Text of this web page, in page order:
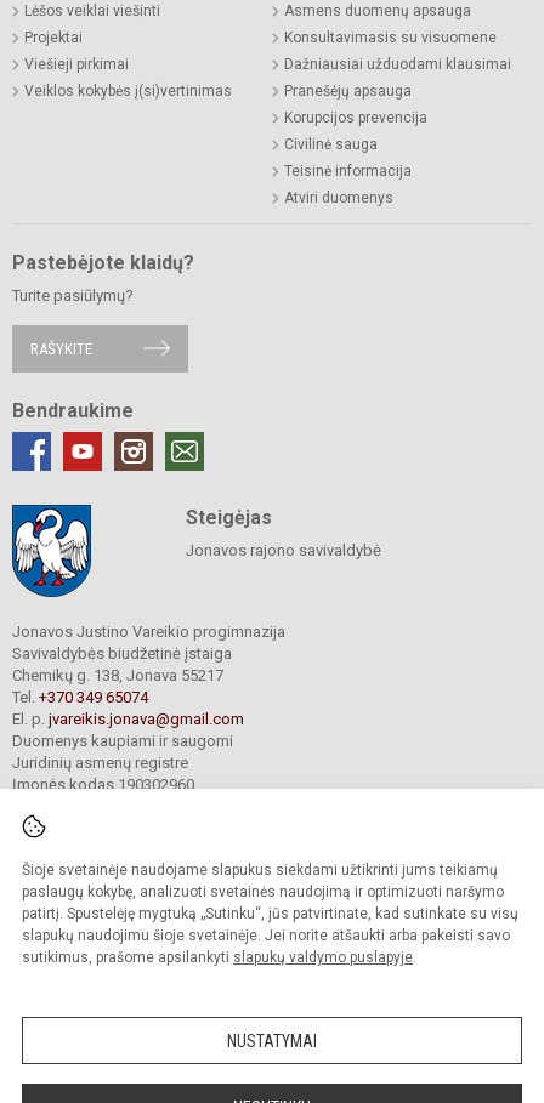
Šioje svetainėje naudojame slapukus siekdami užtikrinti jums teikiamų
paslaugų kokybę, analizuoti svetainės naudojimą ir optimizuoti naršymo
patirtį. Spustelėję mygtuką „Sutinku“, jūs patvirtinate, kad sutinkate su visų
slapukų naudojimu šioje svetainėje. Jei norite atšaukti arba pakeisti savo
sutikimus, prašome apsilankyti slapukų valdymo puslapyje.
NUSTATYMAI
Lėšos veiklai viešinti
Projektai
Viešieji pirkimai
Veiklos kokybės į(si)vertinimas
Asmens duomenų apsauga
Konsultavimasis su visuomene
Dažniausiai užduodami klausimai
Pranešėjų apsauga
Korupcijos prevencija
Civilinė sauga
Teisinė informacija
Atviri duomenys
Pastebėjote klaidų?
Turite pasiūlymų?
RAŠYKITE
Bendraukime
Steigėjas
Jonavos rajono savivaldybė
Jonavos Justino Vareikio progimnazija
Savivaldybės biudžetinė įstaiga
Chemikų g. 138, Jonava 55217
Tel. +370 349 65074
El. p. jvareikis.jonava@gmail.com
Duomenys kaupiami ir saugomi
Juridinių asmenų registre
Įmonės kodas 190302960
© 2024. Jonavos Justino Vareikio progimnazija. Visos teisės saugomos.
Kopijuoti turinį be raštiško įstaigos administracijos sutikimo griežtai draudžiama.
Prieinamumo paraiška Slapukų valdymas
Sumanus būdas atnaujinti